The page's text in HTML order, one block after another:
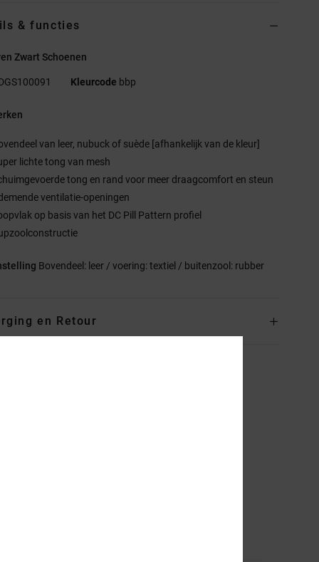
& functies
Zwart Schoenen
Kleurcode bbp
van leer, nubuck of suède [afhankelijk van de kleur]
lichte tong van mesh
tong en rand voor meer draagcomfort en steun
ventilatie-openingen
op basis van het DC Pill Pattern profiel
Bovendeel: leer / voering: textiel / buitenzool: rubber
en Retour